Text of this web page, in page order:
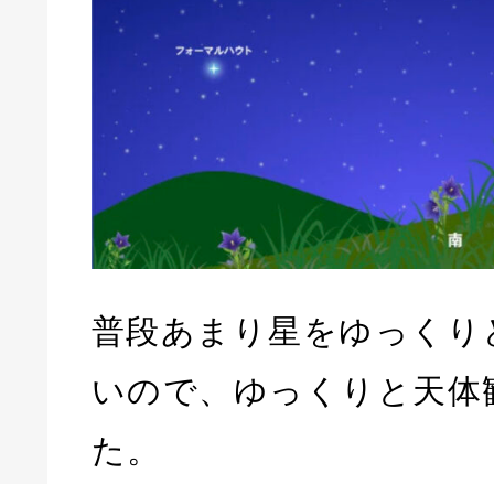
普段あまり星をゆっくり
いので、ゆっくりと天
た。